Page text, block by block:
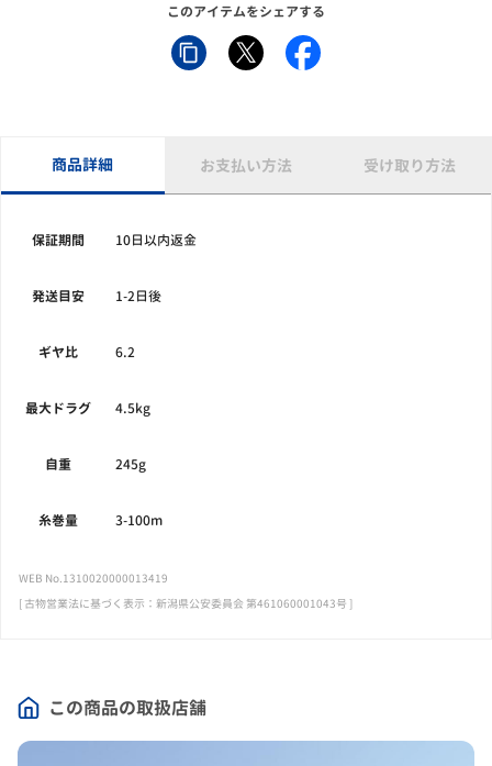
このアイテムをシェアする
この商品の取扱店舗
商品詳細 お支払い方法 受け取り方法
保証期間 10日以内返金
発送目安 1-2日後
ギヤ比 6.2
最大ドラグ 4.5kg
自重 245g
糸巻量 3-100m
WEB No.1310020000013419
[ 古物営業法に基づく表示：新潟県公安委員会 第461060001043号 ]